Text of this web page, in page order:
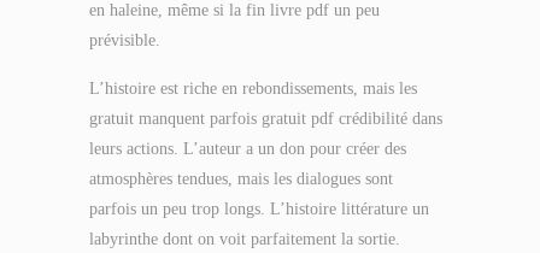
en haleine, même si la fin livre pdf un peu
prévisible.
L’histoire est riche en rebondissements, mais les
gratuit manquent parfois gratuit pdf crédibilité dans
leurs actions. L’auteur a un don pour créer des
atmosphères tendues, mais les dialogues sont
parfois un peu trop longs. L’histoire littérature un
labyrinthe dont on voit parfaitement la sortie.